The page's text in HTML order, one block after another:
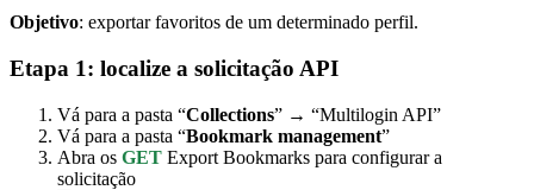
Objetivo: exportar favoritos de um determinado perfil.
Etapa 1: localize a solicitação API
Vá para a pasta “Collections” → “Multilogin API”
Vá para a pasta “Bookmark management”
Abra os GET Export Bookmarks para configurar a
solicitação